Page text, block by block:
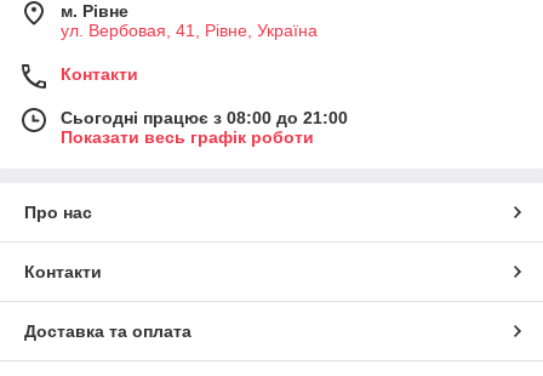
м. Рівне
ул. Вербовая, 41, Рівне, Україна
Контакти
Сьогодні працює з 08:00 до 21:00
Показати весь графік роботи
Про нас
Контакти
Доставка та оплата